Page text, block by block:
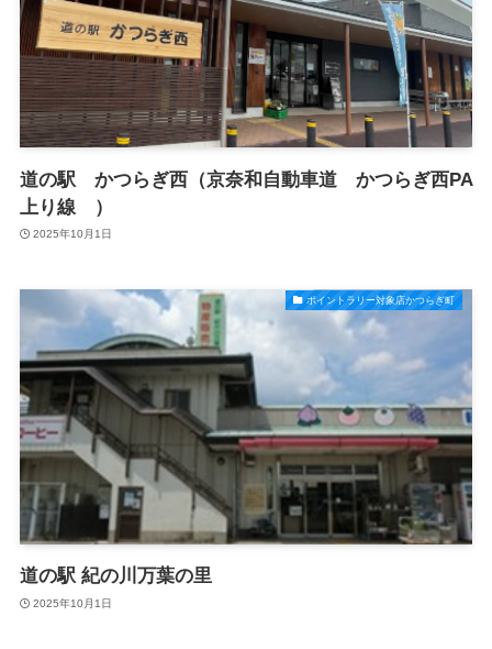
道の駅 かつらぎ西（京奈和自動車道 かつらぎ西PA
上り線 ）
2025年10月1日
ポイントラリー対象店かつらぎ町
道の駅 紀の川万葉の里
2025年10月1日